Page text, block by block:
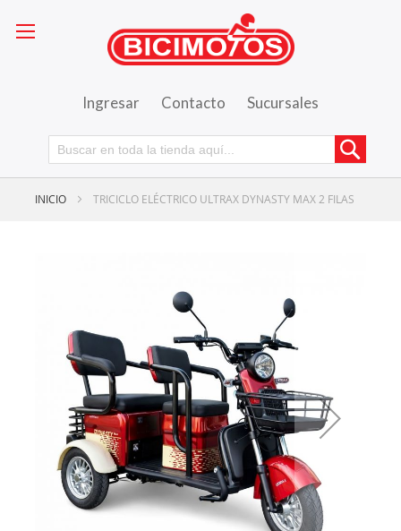
Ingresar Contacto Sucursales
INICIO TRICICLO ELÉCTRICO ULTRAX DYNASTY MAX 2 FILAS